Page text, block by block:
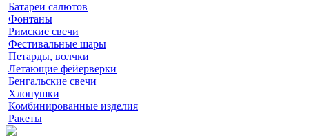
Батареи салютов
Фонтаны
Римские свечи
Фестивальные шары
Петарды, волчки
Летающие фейерверки
Бенгальские свечи
Хлопушки
Комбинированные изделия
Ракеты